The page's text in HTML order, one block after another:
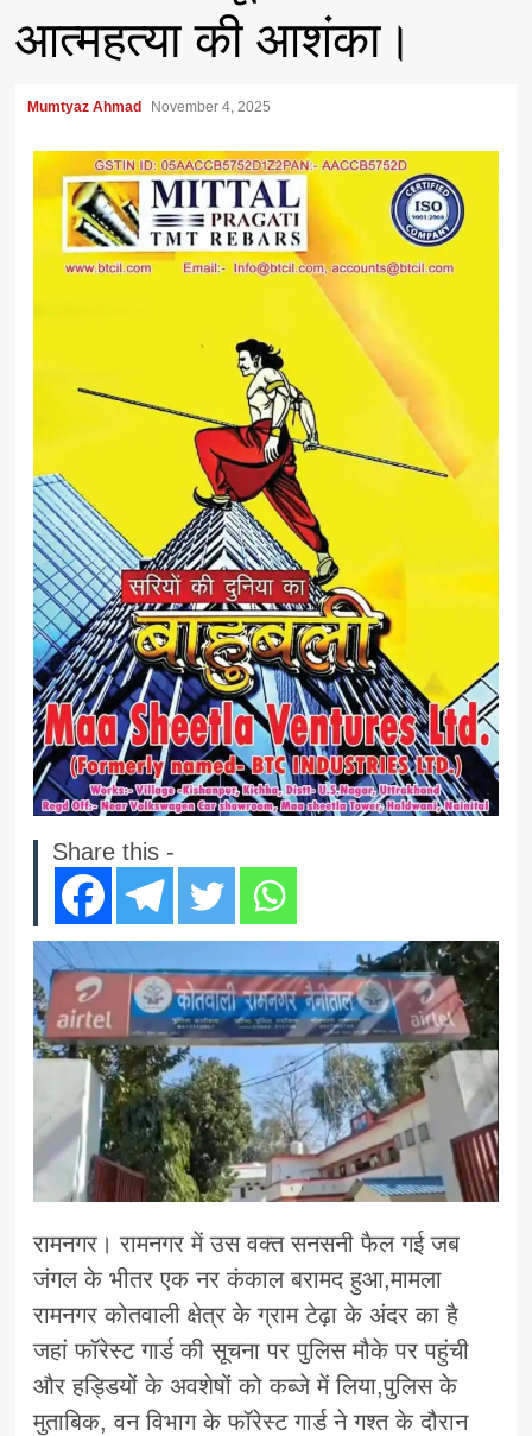
आत्महत्या की आशंका।
Mumtyaz Ahmad November 4, 2025
Share this -
रामनगर। रामनगर में उस वक्त सनसनी फैल गई जब
जंगल के भीतर एक नर कंकाल बरामद हुआ,मामला
रामनगर कोतवाली क्षेत्र के ग्राम टेढ़ा के अंदर का है
जहां फॉरेस्ट गार्ड की सूचना पर पुलिस मौके पर पहुंची
और हड्डियों के अवशेषों को कब्जे में लिया,पुलिस के
मुताबिक, वन विभाग के फॉरेस्ट गार्ड ने गश्त के दौरान